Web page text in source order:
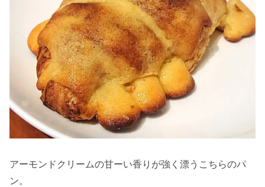
アーモンドクリームの甘ーい香りが強く漂うこちらのパ
ン。